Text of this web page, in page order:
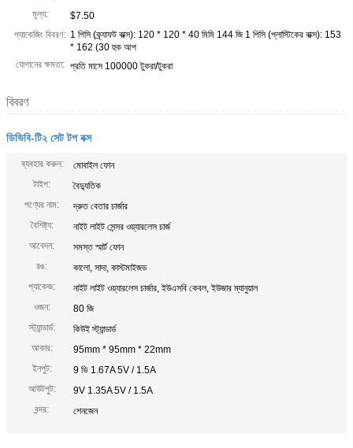
মূল্য:
$7.50
প্যাকেজিং বিবরণ: 1 পিসি (ক্র্যাফট বাক্স): 120 * 120 * 40 মিমি 144 জি 1 পিসি (প্লাস্টিকের বাক্স): 153
* 162 (30 হুক আপ
যোগানের ক্ষমতা: প্রতি মাসে 100000 টুকরা/টুকরা
বিবরণ
ডিভিবি-টি২ সেট টপ বক্স
ব্যবহার করুন:
মোবাইল ফোন
টাইপ:
বৈদ্যুতিক
পণ্যের নাম:
দ্রুত বেতার চার্জার
বৈশিষ্ট্য:
নাইট লাইট সেন্সর ওয়্যারলেস চার্জ
আবেদন:
সমস্ত স্মার্ট ফোন
রঙ:
কালো, সাদা, কাস্টমাইজড
প্যাকেজ:
নাইট লাইট ওয়্যারলেস চার্জার, ইউএসবি কেবল, ইউজার ম্যানুয়াল
ওজন:
80 জি
স্ট্যান্ডার্ড:
কিউই স্ট্যান্ডার্ড
আকার:
95mm * 95mm * 22mm
ইনপুট:
9 ভি 1.67A 5V / 1.5A
আউটপুট:
9V 1.35A 5V / 1.5A
বন্দর:
শেনজেন